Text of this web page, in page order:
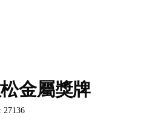
金屬獎牌
27136